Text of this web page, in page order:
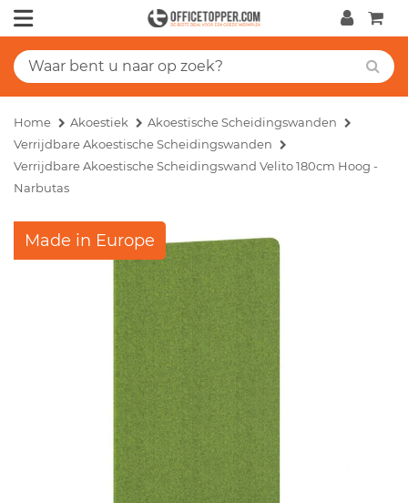
Home Akoestiek
Akoestische Scheidingswanden
Verrijdbare Akoestische Scheidingswanden
Verrijdbare Akoestische Scheidingswand Velito 180cm Hoog -
Narbutas
Made in Europe